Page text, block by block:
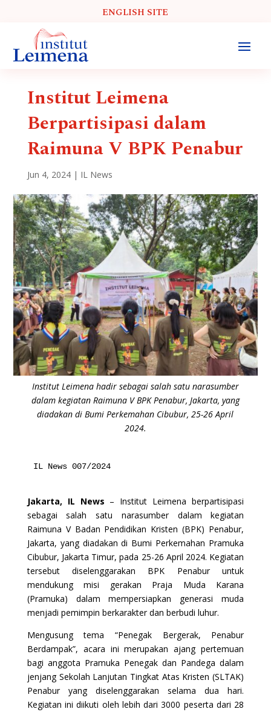
ENGLISH SITE
Institut Leimena
Berpartisipasi dalam
Raimuna V BPK Penabur
Jun 4, 2024| IL News
Institut Leimena hadir sebagai salah satu narasumber
dalam kegiatan Raimuna V BPK Penabur, Jakarta, yang
diadakan di Bumi Perkemahan Cibubur, 25-26 April
2024.
IL News 007/2024
Jakarta, IL News – Institut Leimena berpartisipasi
sebagai salah satu narasumber dalam kegiatan
Raimuna V Badan Pendidikan Kristen (BPK) Penabur,
Jakarta, yang diadakan di Bumi Perkemahan Pramuka
Cibubur, Jakarta Timur, pada 25-26 April 2024. Kegiatan
tersebut diselenggarakan BPK Penabur untuk
mendukung misi gerakan Praja Muda Karana
(Pramuka) dalam mempersiapkan generasi muda
menjadi pemimpin berkarakter dan berbudi luhur.
Mengusung tema “Penegak Bergerak, Penabur
Berdampak”, acara ini merupakan ajang pertemuan
bagi anggota Pramuka Penegak dan Pandega dalam
jenjang Sekolah Lanjutan Tingkat Atas Kristen (SLTAK)
Penabur yang diselenggarakan selama dua hari.
Kegiatan ini diikuti oleh lebih dari 3000 peserta dari 28